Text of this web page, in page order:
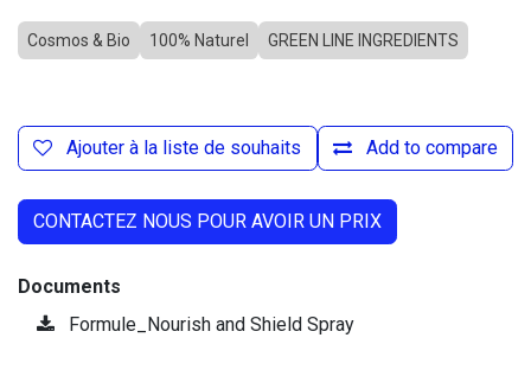
Cosmos & Bio 100% Naturel GREEN LINE INGREDIENTS
Add to compare
Ajouter à la liste de souhaits
CONTACTEZ NOUS POUR AVOIR UN PRIX
Documents
Formule_Nourish and Shield Spray